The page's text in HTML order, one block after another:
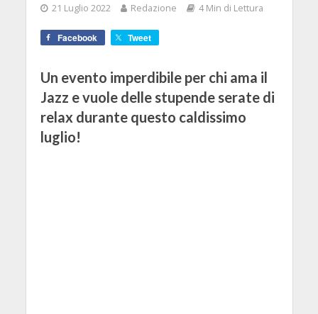
21 Luglio 2022 Redazione 4 Min di Lettura
Facebook Tweet
Un evento imperdibile per chi ama il
Jazz e vuole delle stupende serate di
relax durante questo caldissimo
luglio!